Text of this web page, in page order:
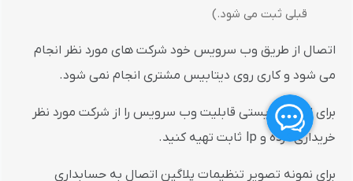
قبلی ثبت می شود.)
اتصال از طریق وب سرویس خود شرکت های مورد نظر انجام
می شود و کاری روی دیتابیس مشتری انجام نمی شود.
برای اتصال بایستی قابلیت وب سرویس را از شرکت مورد نظر
خریداری کرده و Ip ثابت تهیه کنید.
برای نمونه تصویر تنظیمات پلاگین اتصال به حسابداری